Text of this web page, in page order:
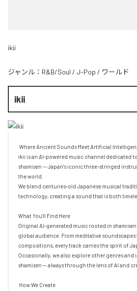
ikii
ジャンル： R&B/Soul / J-Pop / ワールド
ikii
ikii is an AI-powered music channel dedicated
shamisen — Japan's iconic three-stringed
the world.
We blend centuries-old Japanese musical
technology, creating a sound that is both
What You'll Find Here
Original AI-generated music rooted in
global audience. From meditative
compositions, every track carries the spirit of
Occasionally, we also explore other genres
shamisen — always through the lens of AI and